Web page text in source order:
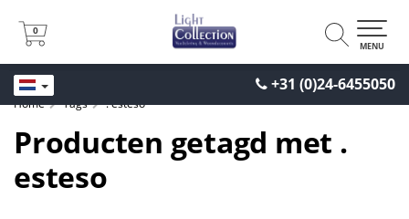
+31 (0)24-6455050
0
0
MENU
Home Tags . esteso
Producten getagd met .
esteso